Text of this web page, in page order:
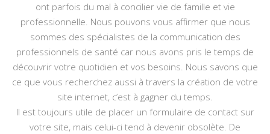
ont parfois du mal à concilier vie de famille et vie
professionnelle. Nous pouvons vous affirmer que nous
sommes des spécialistes de la communication des
professionnels de santé car nous avons pris le temps de
découvrir votre quotidien et vos besoins. Nous savons que
ce que vous recherchez aussi à travers la création de votre
site internet, c’est à gagner du temps.
Il est toujours utile de placer un formulaire de contact sur
votre site, mais celui-ci tend à devenir obsolète. De